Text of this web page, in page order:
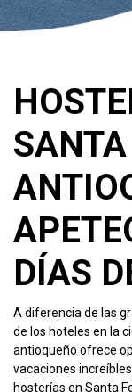
DÍAS
A diferencia de las
de los hoteles en la
antioqueño ofrece
vacaciones
hosterías en Santa